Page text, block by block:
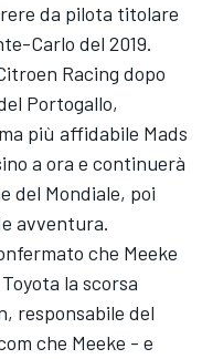
da pilota titolare
Carlo del 2019.
Racing dopo
Portogallo,
più affidabile Mads
a ora e continuerà
del Mondiale, poi
avventura.
che Meeke
la scorsa
responsabile del
che Meeke - e